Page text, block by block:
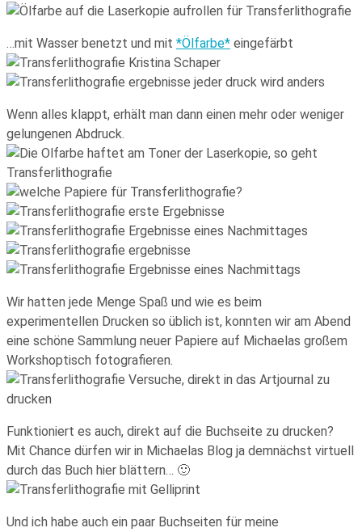
…mit Wasser benetzt und mit *Ölfarbe* eingefärbt
Wenn alles klappt, erhält man dann einen mehr oder weniger
gelungenen Abdruck.
Wir hatten jede Menge Spaß und wie es beim
experimentellen Drucken so üblich ist, konnten wir am Abend
eine schöne Sammlung neuer Papiere auf Michaelas großem
Workshoptisch fotografieren.
Funktioniert es auch, direkt auf die Buchseite zu drucken?
Mit Chance dürfen wir in Michaelas Blog ja demnächst virtuell
durch das Buch hier blättern… 🙂
Und ich habe auch ein paar Buchseiten für meine